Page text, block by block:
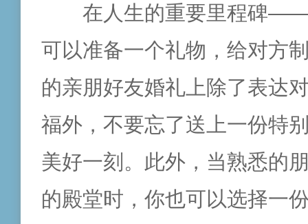
在人生的重要里程碑
可以准备一个礼物，给对方
的亲朋好友婚礼上除了表达
福外，不要忘了送上一份特
美好一刻 。此外，当熟悉的
的殿堂时，你也可以选择一